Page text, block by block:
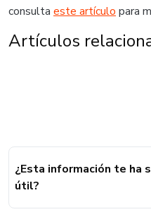
consulta este artículo para
Artículos
¿Esta información te ha
útil?